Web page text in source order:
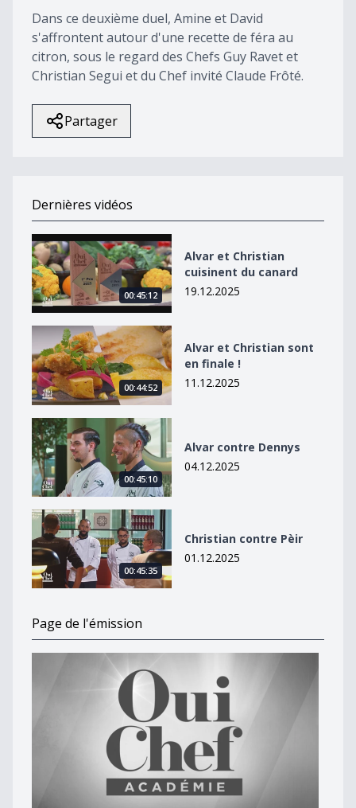
Dans ce deuxième duel, Amine et David
s'affrontent autour d'une recette de féra au
citron, sous le regard des Chefs Guy Ravet et
Christian Segui et du Chef invité Claude Frôté.
Partager
Dernières vidéos
Alvar et Christian cuisinent du canard
00:45:12
Alvar et Christian
cuisinent du canard
19.12.2025
Alvar et Christian sont en finale !
00:44:52
Alvar et Christian sont
en finale !
11.12.2025
Alvar contre Dennys
00:45:10
Alvar contre Dennys
04.12.2025
Christian contre Pèir
00:45:35
Christian contre Pèir
01.12.2025
Page de l'émission